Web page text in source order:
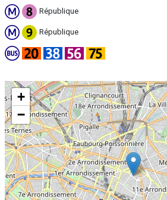
République
République
+
−